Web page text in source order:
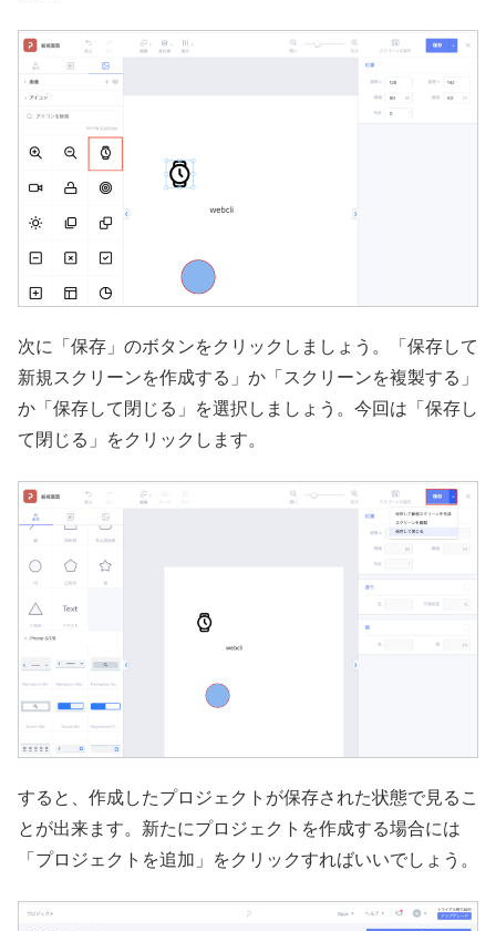
次に「保存」のボタンをクリックしましょう。「保存して
新規スクリーンを作成する」か「スクリーンを複製する」
か「保存して閉じる」を選択しましょう。今回は「保存し
て閉じる」をクリックします。
すると、作成したプロジェクトが保存された状態で見るこ
とが出来ます。新たにプロジェクトを作成する場合には
「プロジェクトを追加」をクリックすればいいでしょう。